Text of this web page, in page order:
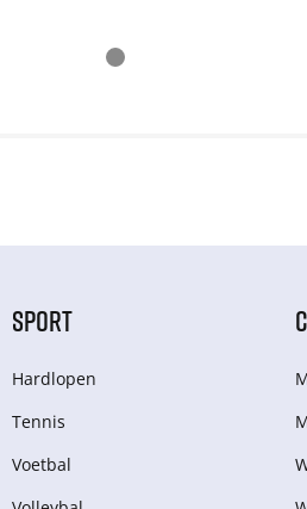
SPORT
Hardlopen
Tennis
Voetbal